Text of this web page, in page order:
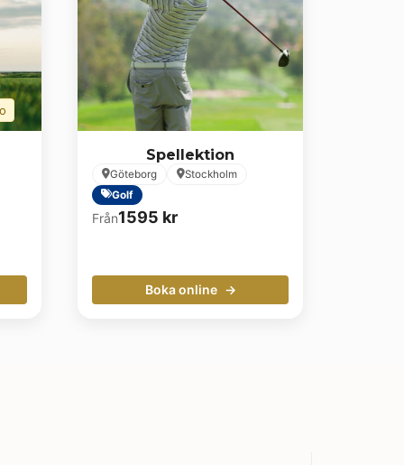
Spellektion
Göteborg
Stockholm
Golf
Från1595 kr
Boka online